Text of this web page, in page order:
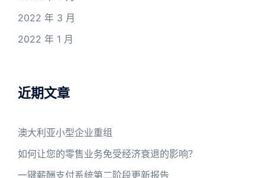
2022 年 3 月
2022 年 1 月
近期文章
澳大利亚小型企业重组
如何让您的零售业务免受经济衰退的影响？
一键薪酬支付系统第二阶段更新报告